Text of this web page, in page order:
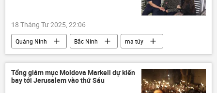
18 Tháng Tư 2025, 22:06
Quảng Ninh Bắc Ninh
ma túy
tội phạm
công an
Bộ Công an Việt Nam
thông tin
Việt Nam
Pháp luật Phú Thọ
Tổng giám mục Moldova Markell dự kiến
bay tới Jerusalem vào thứ Sáu